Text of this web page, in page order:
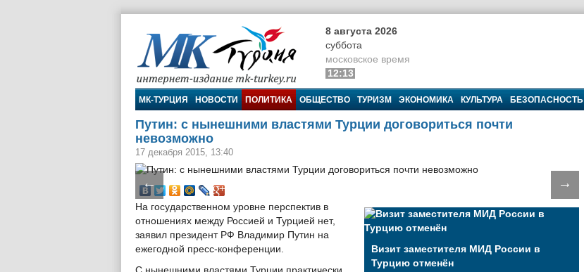
МК-Турция
8 августа 2026
суббота
московское время
12:13
МК-ТУРЦИЯ НОВОСТИ ПОЛИТИКА ОБЩЕСТВО ТУРИЗМ ЭКОНОМИКА КУЛЬТУРА БЕЗОПАСНОСТЬ
Путин: с нынешними властями Турции договориться почти
невозможно
17 декабря 2015, 13:40
← →
Визит заместителя МИД России в
Турцию отменён
На государственном уровне перспектив в
отношениях между Россией и Турцией нет,
заявил президент РФ Владимир Путин на
ежегодной пресс-конференции.